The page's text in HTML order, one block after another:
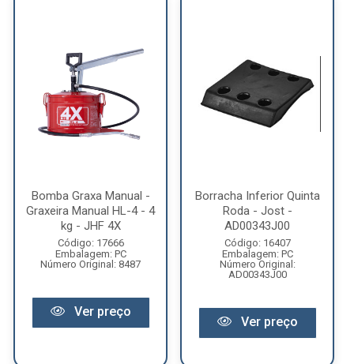
Bomba Graxa Manual -
Graxeira Manual HL-4 - 4
kg - JHF 4X
Código: 17666
Embalagem: PC
Número Original: 8487
Ver preço
Borracha Inferior Quinta
Roda - Jost -
AD00343J00
Código: 16407
Embalagem: PC
Número Original:
AD00343J00
Ver preço